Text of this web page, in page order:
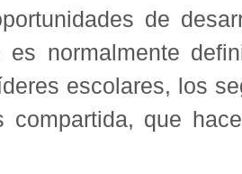
de
es normalmente
escolares, los
compartida, que